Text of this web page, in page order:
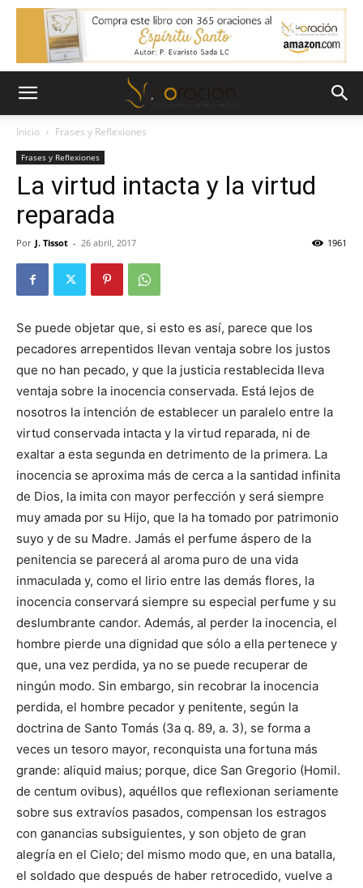
Inicio Frases y Reflexiones
Frases y Reflexiones
La virtud intacta y la virtud
reparada
Por J. Tissot - 26 abril, 2017 1961
Se puede objetar que, si esto es así, parece que los
pecadores arrepentidos llevan ventaja sobre los justos
que no han pecado, y que la justicia restablecida lleva
ventaja sobre la inocencia conservada. Está lejos de
nosotros la intención de establecer un paralelo entre la
virtud conservada intacta y la virtud reparada, ni de
exaltar a esta segunda en detrimento de la primera. La
inocencia se aproxima más de cerca a la santidad infinita
de Dios, la imita con mayor perfección y será siempre
muy amada por su Hijo, que la ha tomado por patrimonio
suyo y de su Madre. Jamás el perfume áspero de la
penitencia se parecerá al aroma puro de una vida
inmaculada y, como el lirio entre las demás flores, la
inocencia conservará siempre su especial perfume y su
deslumbrante candor. Además, al perder la inocencia, el
hombre pierde una dignidad que sólo a ella pertenece y
que, una vez perdida, ya no se puede recuperar de
ningún modo. Sin embargo, sin recobrar la inocencia
perdida, el hombre pecador y penitente, según la
doctrina de Santo Tomás (3a q. 89, a. 3), se forma a
veces un tesoro mayor, reconquista una fortuna más
grande: aliquid maius; porque, dice San Gregorio (Homil.
de centum ovibus), aquéllos que reflexionan seriamente
sobre sus extravíos pasados, compensan los estragos
con ganancias subsiguientes, y son objeto de gran
alegría en el Cielo; del mismo modo que, en una batalla,
el soldado que después de haber retrocedido, vuelve a